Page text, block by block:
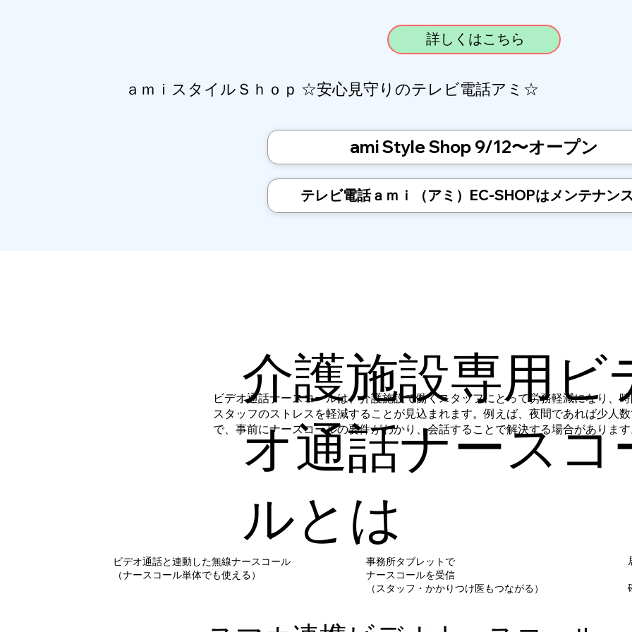
詳しくはこちら
ａｍｉスタイルＳｈｏｐ ☆安心見守りのテレビ電話アミ☆
テレビ電話ａｍｉ（アミ）EC-SHOPはメンテナン
ami Style Shop 9/12〜オープン
介護施設専用ビ
オ通話ナースコ
ルとは
事務所タブレットで
ナースコールを受信
（スタッフ・かかりつけ医もつながる）
ビデオ通話と連動した無線ナースコール
（ナースコール単体でも使える）
ビデオ通話ナースコールは、介護施設で働くスタッフにとって労務軽減になり、
スタッフのストレスを軽減することが見込まれます。例えば、夜間であれば少人
で、事前にナースコールの要件がわかり、会話することで解決する場合がありま